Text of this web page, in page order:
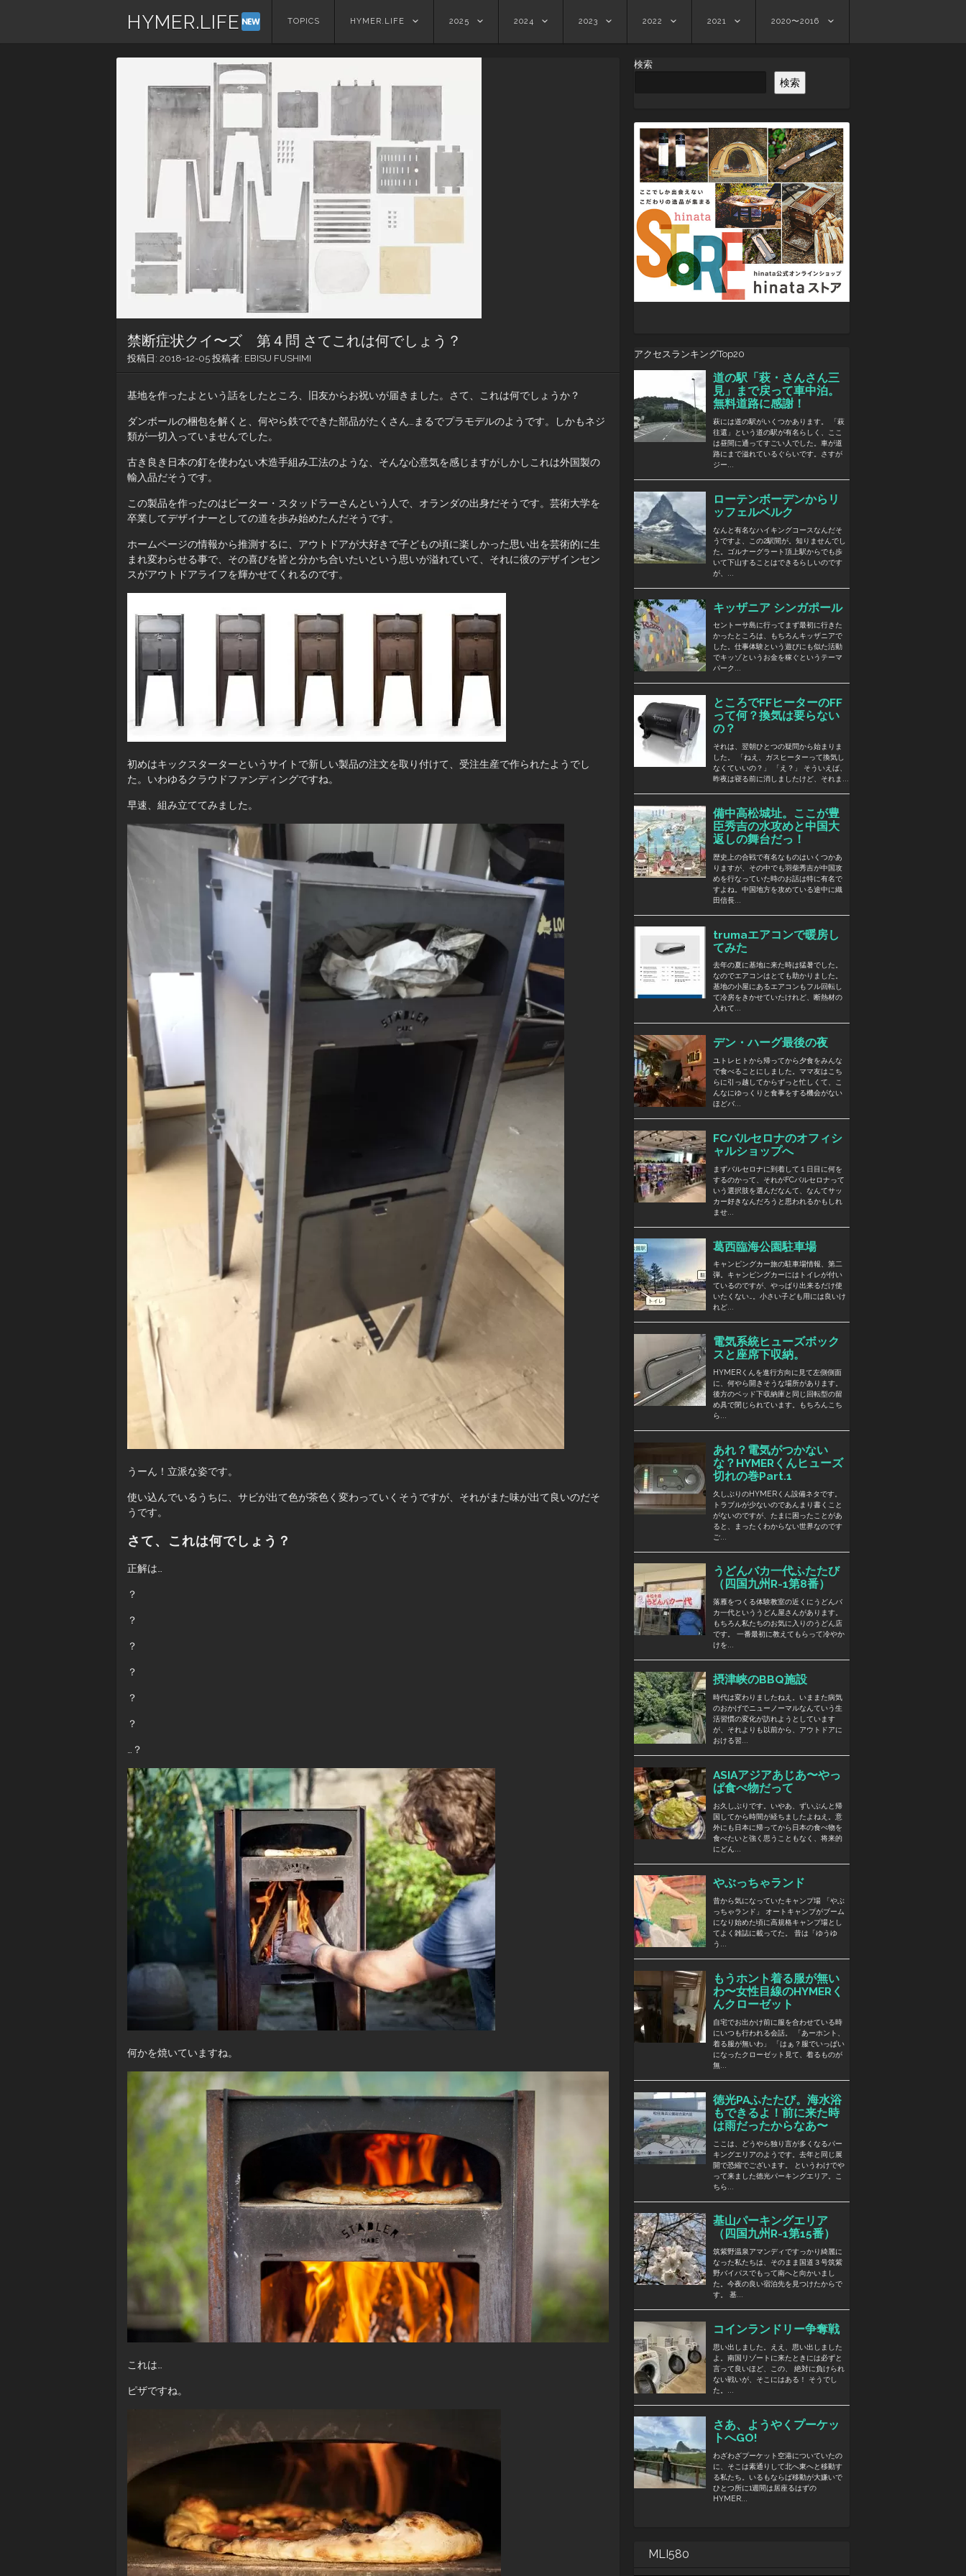
HYMER.LIFE
コ
ス
キ
ッ
プ
TOPICS HYMER.LIFE 2025 2024 2023 2022 2021 2020〜2016
禁断症状クイ〜ズ 第４問 さてこれは何でしょう？
投稿日: 2018-12-05 投稿者: EBISU FUSHIMI
基地を作ったよという話をしたところ、旧友からお祝いが届きました。さて、これは何でしょうか？
ダンボールの梱包を解くと、何やら鉄でできた部品がたくさん…まるでプラモデルのようです。しかもネジ
類が一切入っていませんでした。
古き良き日本の釘を使わない木造手組み工法のような、そんな心意気を感じますがしかしこれは外国製の
輸入品だそうです。
この製品を作ったのはピーター・スタッドラーさんという人で、オランダの出身だそうです。芸術大学を
卒業してデザイナーとしての道を歩み始めたんだそうです。
ホームページの情報から推測するに、アウトドアが大好きで子どもの頃に楽しかった思い出を芸術的に生
まれ変わらせる事で、その喜びを皆と分かち合いたいという思いが溢れていて、それに彼のデザインセン
スがアウトドアライフを輝かせてくれるのです。
初めはキックスターターというサイトで新しい製品の注文を取り付けて、受注生産で作られたようでし
た。いわゆるクラウドファンディングですね。
早速、組み立ててみました。
うーん！立派な姿です。
使い込んでいるうちに、サビが出て色が茶色く変わっていくそうですが、それがまた味が出て良いのだそ
うです。
さて、これは何でしょう？
正解は…
？
？
？
？
？
？
…？
何かを焼いていますね。
これは…
ピザですね。
検索
検索
アクセスランキングTop20
MLI580